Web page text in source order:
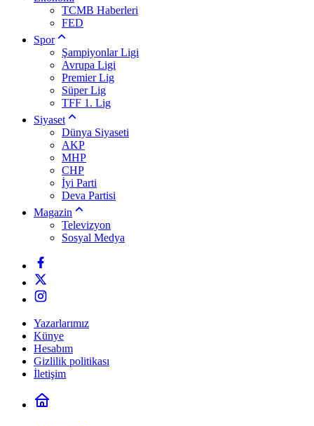
TCMB Haberleri
FED
Spor
Şampiyonlar Ligi
Avrupa Ligi
Premier Lig
Süper Lig
TFF 1. Lig
Siyaset
Dünya Siyaseti
AKP
MHP
CHP
İyi Parti
Deva Partisi
Magazin
Televizyon
Sosyal Medya
Yazarlarımız
Künye
Hesabım
Gizlilik politikası
İletişim